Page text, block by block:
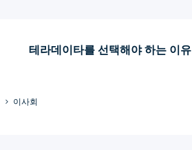
테라데이타를 선택해야 하는 이유
이사회